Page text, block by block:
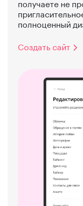
получаете не
полноценный
Создать сайт